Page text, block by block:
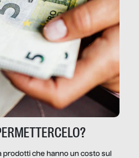
prodotti che hanno un costo sul